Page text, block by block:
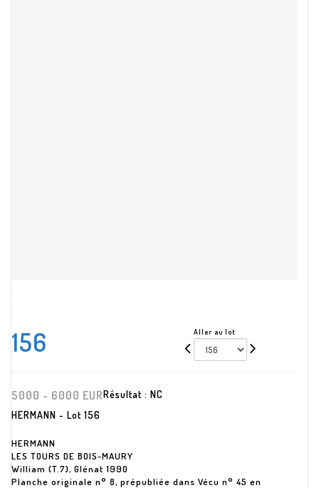
156 Aller au lot
5000 - 6000 EURRésultat : NC
HERMANN - Lot 156
HERMANN
LES TOURS DE BOIS-MAURY
William (T.7), Glénat 1990
Planche originale n° 8, prépubliée dans Vécu n° 45 en